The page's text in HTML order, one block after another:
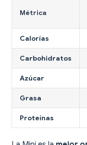
Métrica
Calorías
Carbohidratos
Azúcar
Grasa
Proteínas